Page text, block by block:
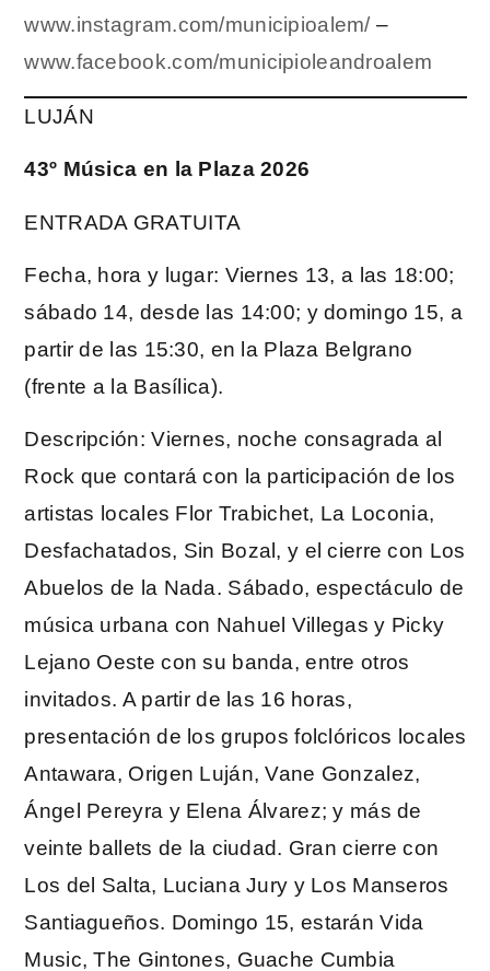
www.instagram.com/municipioalem/ –
www.facebook.com/municipioleandroalem
LUJÁN
43º Música en la Plaza 2026
ENTRADA GRATUITA
Fecha, hora y lugar: Viernes 13, a las 18:00;
sábado 14, desde las 14:00; y domingo 15, a
partir de las 15:30, en la Plaza Belgrano
(frente a la Basílica).
Descripción: Viernes, noche consagrada al
Rock que contará con la participación de los
artistas locales Flor Trabichet, La Loconia,
Desfachatados, Sin Bozal, y el cierre con Los
Abuelos de la Nada. Sábado, espectáculo de
música urbana con Nahuel Villegas y Picky
Lejano Oeste con su banda, entre otros
invitados. A partir de las 16 horas,
presentación de los grupos folclóricos locales
Antawara, Origen Luján, Vane Gonzalez,
Ángel Pereyra y Elena Álvarez; y más de
veinte ballets de la ciudad. Gran cierre con
Los del Salta, Luciana Jury y Los Manseros
Santiagueños. Domingo 15, estarán Vida
Music, The Gintones, Guache Cumbia